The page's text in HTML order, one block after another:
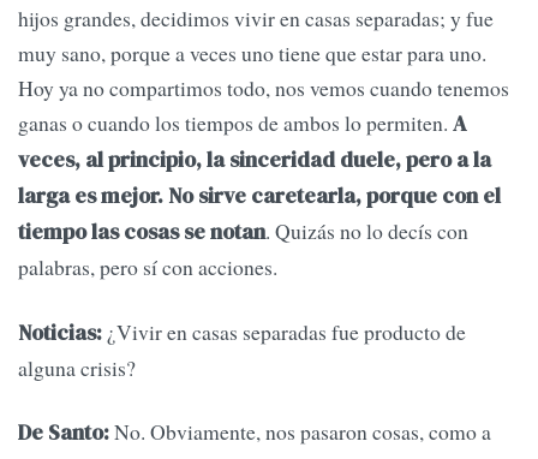
hijos grandes, decidimos vivir en casas separadas; y fue
muy sano, porque a veces uno tiene que estar para uno.
Hoy ya no compartimos todo, nos vemos cuando tenemos
ganas o cuando los tiempos de ambos lo permiten. A
veces, al principio, la sinceridad duele, pero a la
larga es mejor. No sirve caretearla, porque con el
tiempo las cosas se notan. Quizás no lo decís con
palabras, pero sí con acciones.
Noticias: ¿Vivir en casas separadas fue producto de
alguna crisis?
De Santo:No. Obviamente, nos pasaron cosas, como a